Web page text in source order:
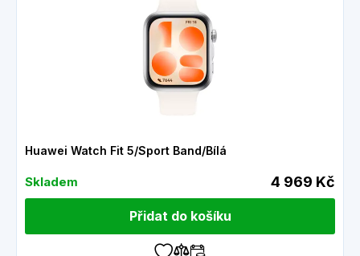
Huawei Watch Fit 5/Sport Band/Bílá
Skladem 4 969 Kč
Přidat do košíku